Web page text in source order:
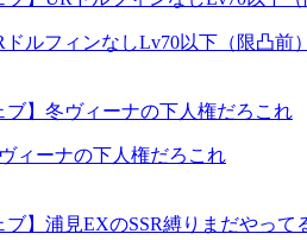
ドルフィンなしLv70以下（限凸前
ィーナの下人権だろこれ